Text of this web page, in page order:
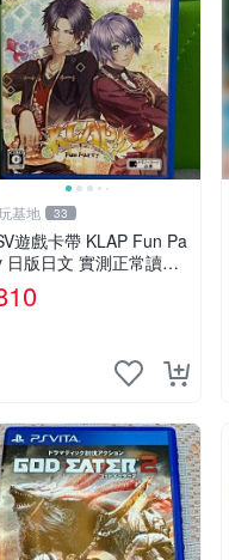
基地 33
遊戲卡帶 KLAP Fun Pa
日版日文 實測正常讀卡
品二手 游玩收藏 12年老
成新 整體成色佳 KLAP